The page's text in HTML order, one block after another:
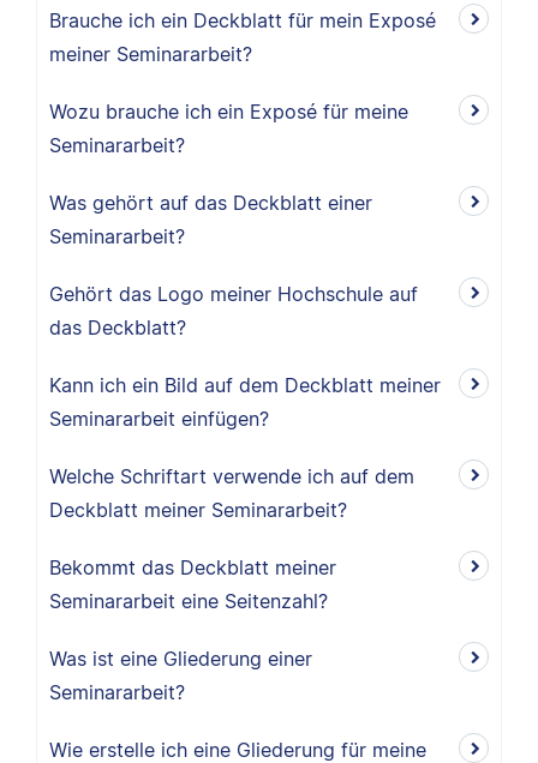
Brauche ich ein Deckblatt für mein Exposé
meiner Seminararbeit?
Wozu brauche ich ein Exposé für meine
Seminararbeit?
Was gehört auf das Deckblatt einer
Seminararbeit?
Gehört das Logo meiner Hochschule auf
das Deckblatt?
Kann ich ein Bild auf dem Deckblatt meiner
Seminararbeit einfügen?
Welche Schriftart verwende ich auf dem
Deckblatt meiner Seminararbeit?
Bekommt das Deckblatt meiner
Seminararbeit eine Seitenzahl?
Was ist eine Gliederung einer
Seminararbeit?
Wie erstelle ich eine Gliederung für meine